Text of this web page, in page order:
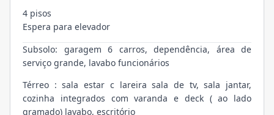
4 pisos
Espera para elevador
Subsolo: garagem 6 carros, dependência, área de
serviço grande, lavabo funcionários
Térreo : sala estar c lareira sala de tv, sala jantar,
cozinha integrados com varanda e deck ( ao lado
gramado) lavabo, escritório